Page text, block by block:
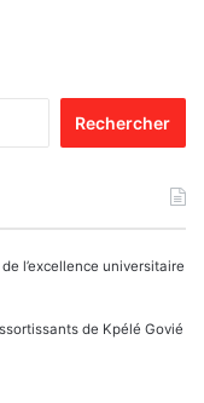
l’excellence universitaire
de Kpélé Govié